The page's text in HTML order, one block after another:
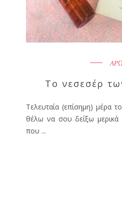
Το νεσεσέρ
Τελευταία (επίσημη) μέρα
θέλω να σου δείξω μερικά
που ...